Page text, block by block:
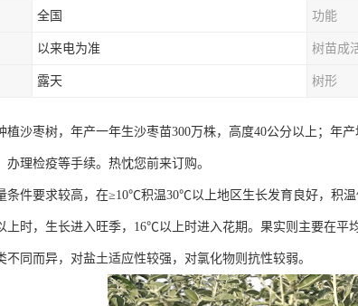
全国 功能
以来电为准 树苗成
露天 树形
植沙枣树，年产一年生沙枣苗300万株，高度40公分以上；年
办理检疫等手续。热忱您前来订购。
条件要求较高，在≥10℃积温30℃以上地区生长发育良好，积
上时，生长进入旺季，16℃以上时进入花期。果实则主要在平
不同而异，对盐土适应性较强，对氯化物则抗性较弱。